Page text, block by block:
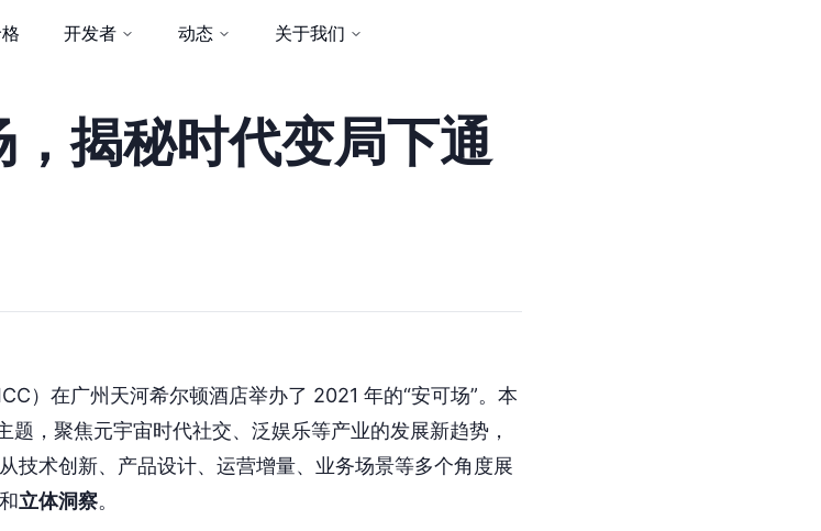
开发者 动态 关于我们
揭秘时代变局下通
）在广州天河希尔顿酒店举办了 2021 年的“安可场”。本
题，聚焦元宇宙时代社交、泛娱乐等产业的发展新趋势，
技术创新、产品设计、运营增量、业务场景等多个角度展
和立体洞察。